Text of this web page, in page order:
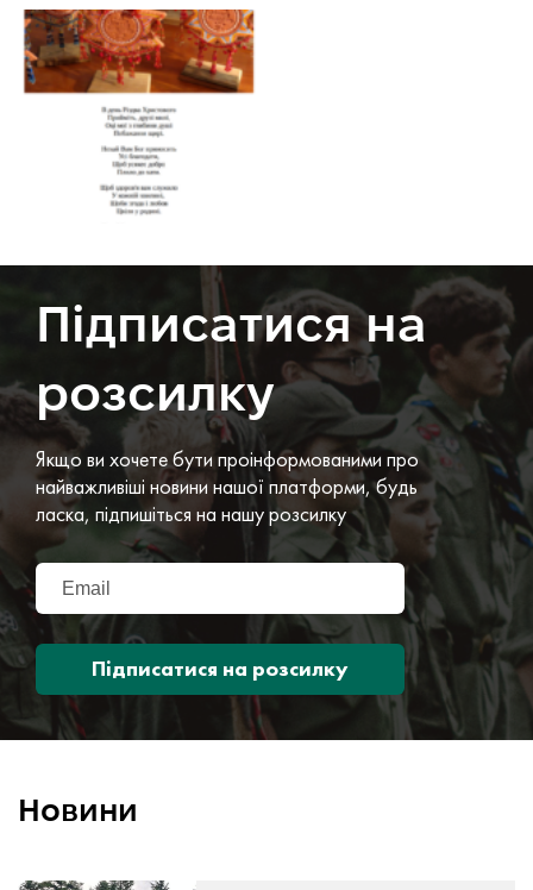
Підписатися на
розсилку
Якщо ви хочете бути проінформованими про
найважливіші новини нашої платформи, будь
ласка, підпишіться на нашу розсилку
Підписатися на розсилку
Новини